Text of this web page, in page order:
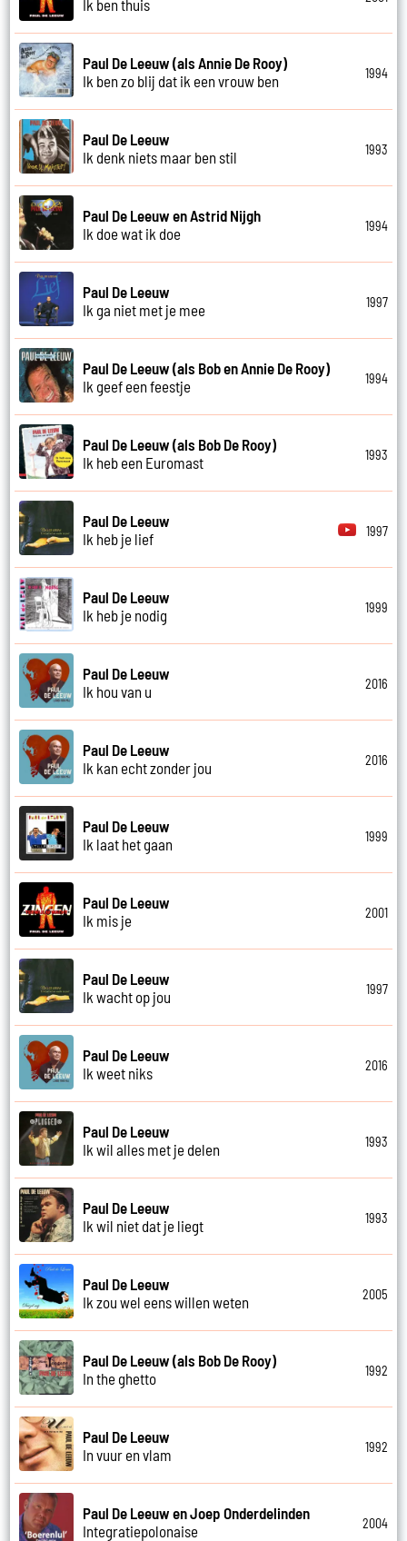
Ik ben thuis
Paul De Leeuw (als Annie De Rooy)
Ik ben zo blij dat ik een vrouw ben
1994
Paul De Leeuw
Ik denk niets maar ben stil
1993
Paul De Leeuw en Astrid Nijgh
Ik doe wat ik doe
1994
Paul De Leeuw
Ik ga niet met je mee
1997
Paul De Leeuw (als Bob en Annie De Rooy)
Ik geef een feestje
1994
Paul De Leeuw (als Bob De Rooy)
Ik heb een Euromast
1993
Paul De Leeuw
Ik heb je lief
1997
Paul De Leeuw
Ik heb je nodig
1999
Paul De Leeuw
Ik hou van u
2016
Paul De Leeuw
Ik kan echt zonder jou
2016
Paul De Leeuw
Ik laat het gaan
1999
Paul De Leeuw
Ik mis je
2001
Paul De Leeuw
Ik wacht op jou
1997
Paul De Leeuw
Ik weet niks
2016
Paul De Leeuw
Ik wil alles met je delen
1993
Paul De Leeuw
Ik wil niet dat je liegt
1993
Paul De Leeuw
Ik zou wel eens willen weten
2005
Paul De Leeuw (als Bob De Rooy)
In the ghetto
1992
Paul De Leeuw
In vuur en vlam
1992
Paul De Leeuw en Joep Onderdelinden
Integratiepolonaise
2004